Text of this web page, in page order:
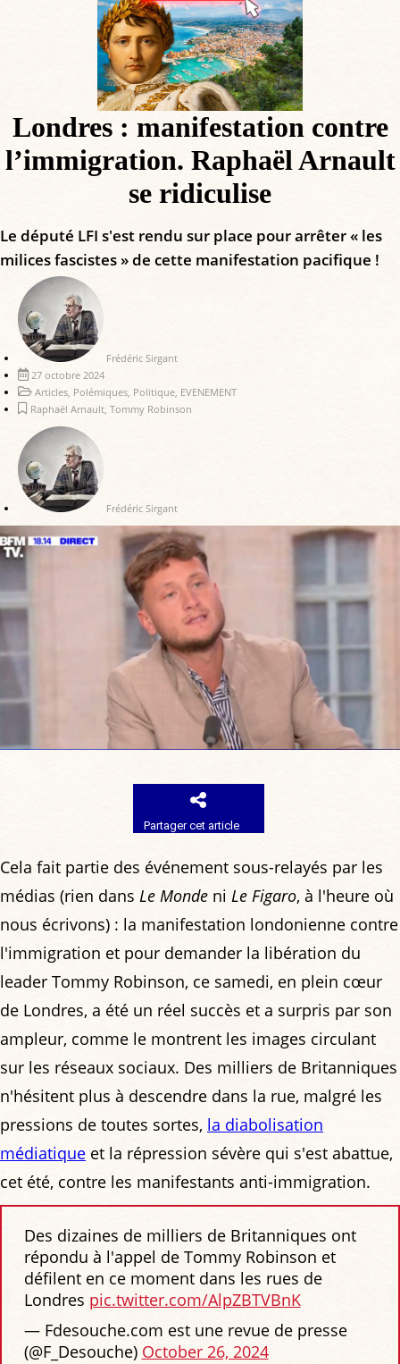
Londres : manifestation contre
l’immigration. Raphaël Arnault
se ridiculise
Le député LFI s'est rendu sur place pour arrêter « les
milices fascistes » de cette manifestation pacifique !
Frédéric Sirgant
27 octobre 2024
Articles Polémiques Politique EVENEMENT
Raphaël Arnault Tommy Robinson
Frédéric Sirgant
Partager cet article
Cela fait partie des événement sous-relayés par les
médias (rien dans Le Monde ni Le Figaro, à l'heure où
nous écrivons) : la manifestation londonienne contre
l'immigration et pour demander la libération du
leader Tommy Robinson, ce samedi, en plein cœur
de Londres, a été un réel succès et a surpris par son
ampleur, comme le montrent les images circulant
sur les réseaux sociaux. Des milliers de Britanniques
n'hésitent plus à descendre dans la rue, malgré les
pressions de toutes sortes, la diabolisation
médiatique et la répression sévère qui s'est abattue,
cet été, contre les manifestants anti-immigration.
Des dizaines de milliers de Britanniques ont
répondu à l'appel de Tommy Robinson et
défilent en ce moment dans les rues de
Londres pic.twitter.com/AlpZBTVBnK
— Fdesouche.com est une revue de presse
(@F_Desouche) October 26, 2024